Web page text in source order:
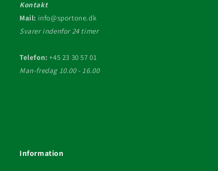
Kontakt
Mail: info@sportone.dk
Svarer indenfor 24 timer
Telefon: +45 23 30 57 01
Man-fredag 10.00 - 16.00
Information